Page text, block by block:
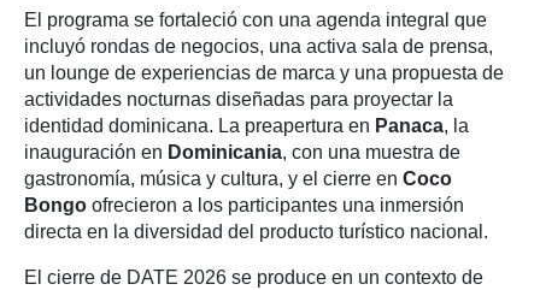
El programa se fortaleció con una agenda integral que
incluyó rondas de negocios, una activa sala de prensa,
un lounge de experiencias de marca y una propuesta de
actividades nocturnas diseñadas para proyectar la
identidad dominicana. La preapertura en Panaca, la
inauguración en Dominicania, con una muestra de
gastronomía, música y cultura, y el cierre en Coco
Bongo ofrecieron a los participantes una inmersión
directa en la diversidad del producto turístico nacional.
El cierre de DATE 2026 se produce en un contexto de